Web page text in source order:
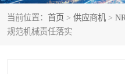
当前位置： 首页 > 供应商机 >
规范机械责任落实
巴西认证